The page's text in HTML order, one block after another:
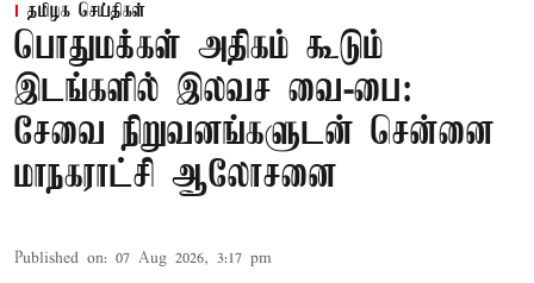
தமிழக செய்திகள்
பொதுமக்கள் அதிகம் கூடும்
இடங்களில் இலவச வை-பை:
சேவை நிறுவனங்களுடன் சென்னை
மாநகராட்சி ஆலோசனை
Published on: 07 Aug 2026, 3:17 pm